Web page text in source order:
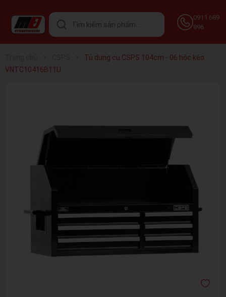
0911 689
896
Tủ dụng cụ CSPS 104cm - 06 hộc kéo
VNTC10416B11U